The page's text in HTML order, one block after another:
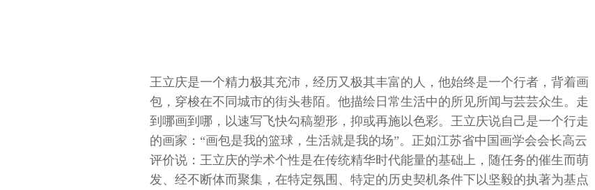
王立庆是一个精力极其充沛，经历又极其丰富的人，他始终是一个行者，背着画
包，穿梭在不同城市的街头巷陌。他描绘日常生活中的所见所闻与芸芸众生。走
到哪画到哪，以速写飞快勾稿塑形，抑或再施以色彩。王立庆说自己是一个行走
的画家：“画包是我的篮球，生活就是我的场”。正如江苏省中国画学会会长高云
评价说：王立庆的学术个性是在传统精华时代能量的基础上，随任务的催生而萌
发、经不断体而聚集，在特定氛围、特定的历史契机条件下以坚毅的执著为基点